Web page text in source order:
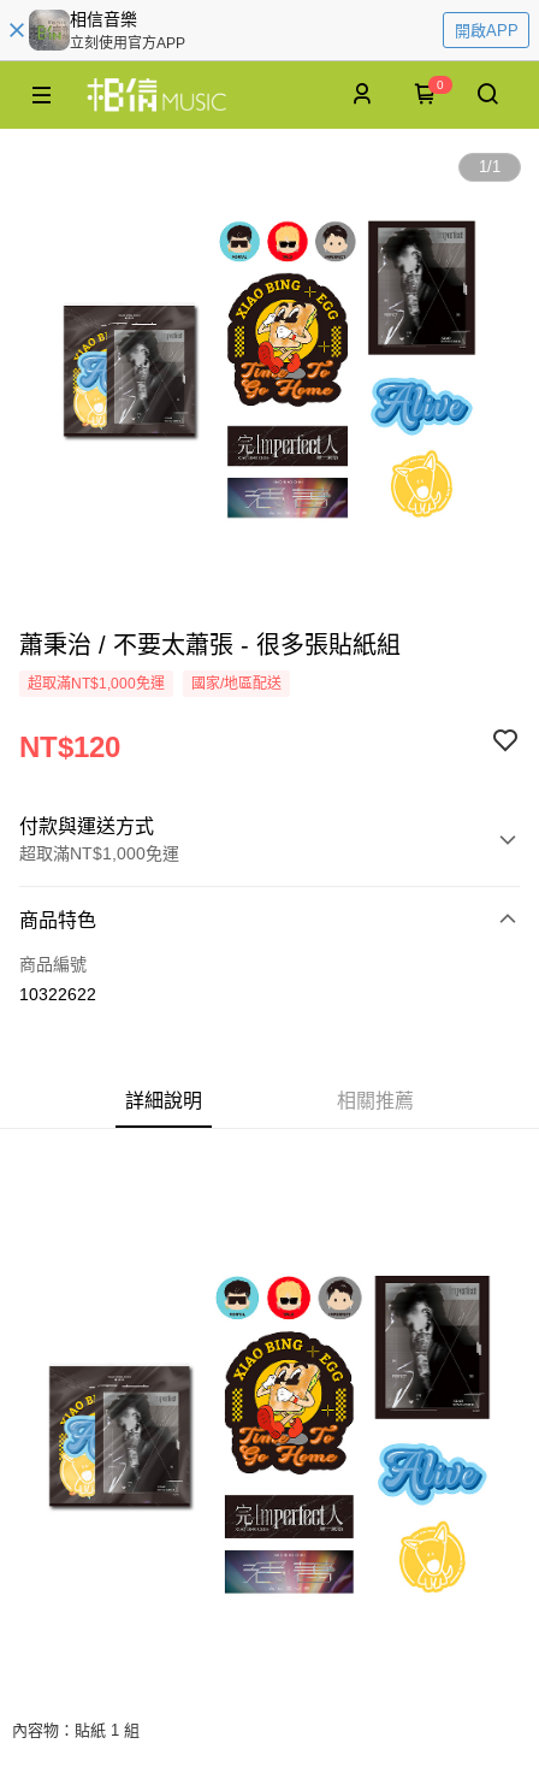
相信音樂
立刻使用官方APP
開啟APP
0
1/1
蕭秉治 / 不要太蕭張 - 很多張貼紙組
超取滿NT$1,000免運 國家/地區配送
NT$120
付款與運送方式
超取滿NT$1,000免運
信用卡一次付款
超商取貨付款
每筆NT$65，滿NT$1,000(含以上)免運費
付款後全家取貨
每筆NT$65，滿NT$1,000(含以上)免運費
7-11取貨付款
每筆NT$65，滿NT$1,000(含以上)免運費
海外地區配送
商品特色
商品編號
10322622
詳細說明 相關推薦
內容物：貼紙 1 組